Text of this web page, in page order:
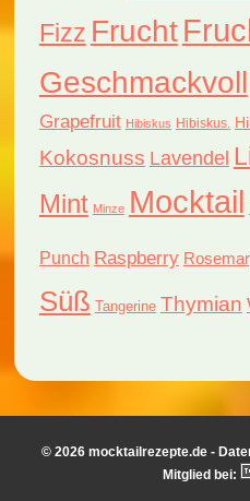
Fizz Frucht
Geschmackvoll
Grapefruit Hibiskus Hibiskus.
Kokosnuss Lavendel
Mint Minze Mocktail
Punch Raspberry
Süß Tangerine Thymian
© 2026 mocktailrezepte.de -
Mitglied bei: